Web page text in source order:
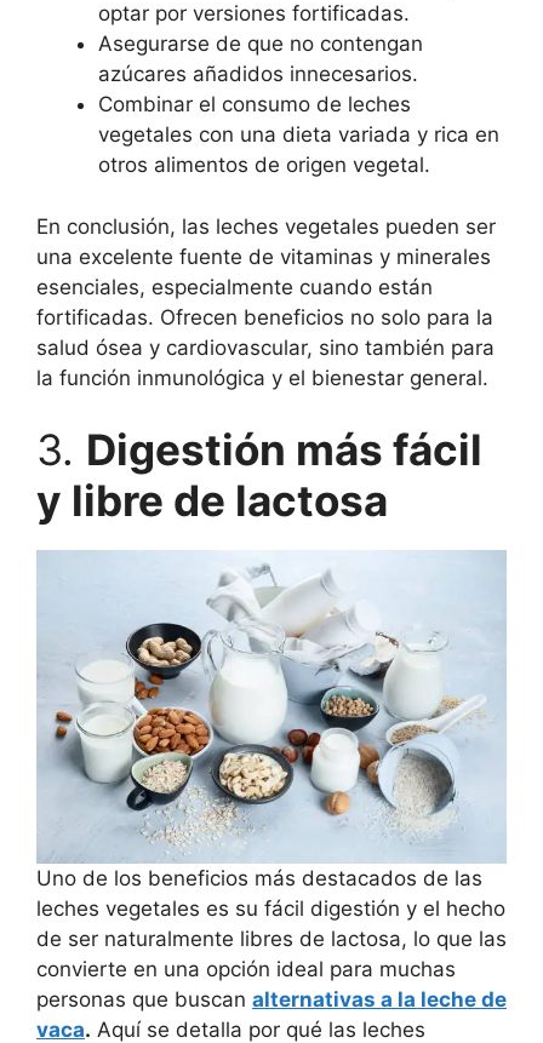
optar por versiones fortificadas.
Asegurarse de que no contengan
azúcares añadidos innecesarios.
Combinar el consumo de leches
vegetales con una dieta variada y rica en
otros alimentos de origen vegetal.
En conclusión, las leches vegetales pueden ser
una excelente fuente de vitaminas y minerales
esenciales, especialmente cuando están
fortificadas. Ofrecen beneficios no solo para la
salud ósea y cardiovascular, sino también para
la función inmunológica y el bienestar general.
3. Digestión más fácil
y libre de lactosa
Uno de los beneficios más destacados de las
leches vegetales es su fácil digestión y el hecho
de ser naturalmente libres de lactosa, lo que las
convierte en una opción ideal para muchas
personas que buscan alternativas a la leche de
vaca. Aquí se detalla por qué las leches